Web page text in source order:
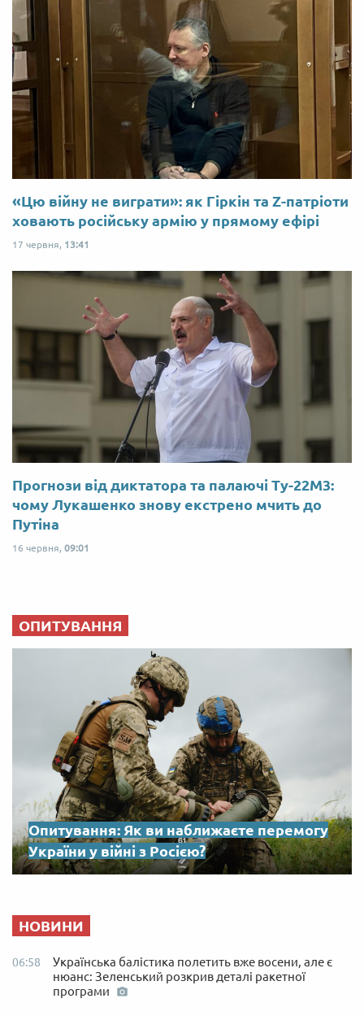
«Цю війну не виграти»: як Гіркін та Z-патріоти
ховають російську армію у прямому ефірі
17 червня, 13:41
Прогнози від диктатора та палаючі Ту-22М3:
чому Лукашенко знову екстрено мчить до
Путіна
16 червня, 09:01
ОПИТУВАННЯ
Опитування: Як ви наближаєте перемогу
України у війні з Росією?
НОВИНИ
06:58
Українська балістика полетить вже восени, але є
нюанс: Зеленський розкрив деталі ракетної
програми